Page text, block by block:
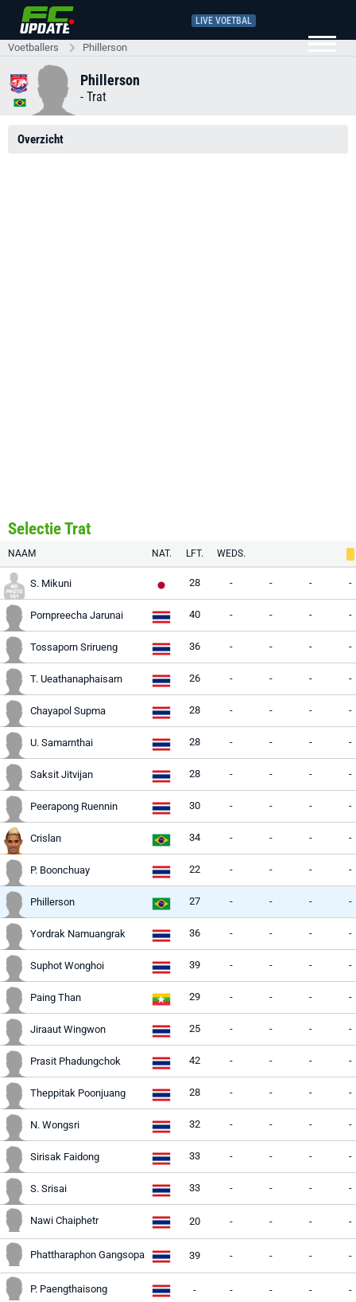
LIVE VOETBAL
Voetballers Phillerson
Phillerson
- Trat
Overzicht
Selectie Trat
NAAM NAT. LFT. WEDS.
S. Mikuni 28 - - - -
Pornpreecha Jarunai 40 - - - -
Tossaporn Srirueng 36 - - - -
T. Ueathanaphaisarn 26 - - - -
Chayapol Supma 28 - - - -
U. Samarnthai 28 - - - -
Saksit Jitvijan 28 - - - -
Peerapong Ruennin 30 - - - -
Crislan 34 - - - -
P. Boonchuay 22 - - - -
Phillerson 27 - - - -
Yordrak Namuangrak 36 - - - -
Suphot Wonghoi 39 - - - -
Paing Than 29 - - - -
Jiraaut Wingwon 25 - - - -
Prasit Phadungchok 42 - - - -
Theppitak Poonjuang 28 - - - -
N. Wongsri 32 - - - -
Sirisak Faidong 33 - - - -
S. Srisai 33 - - - -
Nawi Chaiphetr 20 - - - -
Phattharaphon Gangsopa 39 - - - -
P. Paengthaisong - - - - -